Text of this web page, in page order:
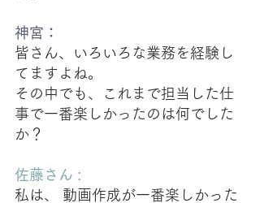
神宮：
皆さん、いろいろな業務を経験し
てますよね。
その中でも、これまで担当した仕
事で一番楽しかったのは何でした
か？
佐藤さん :
私は、 動画作成が一番楽しかった